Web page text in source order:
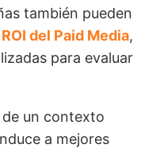
también pueden
ROI del Paid Media,
para evaluar
un contexto
a mejores